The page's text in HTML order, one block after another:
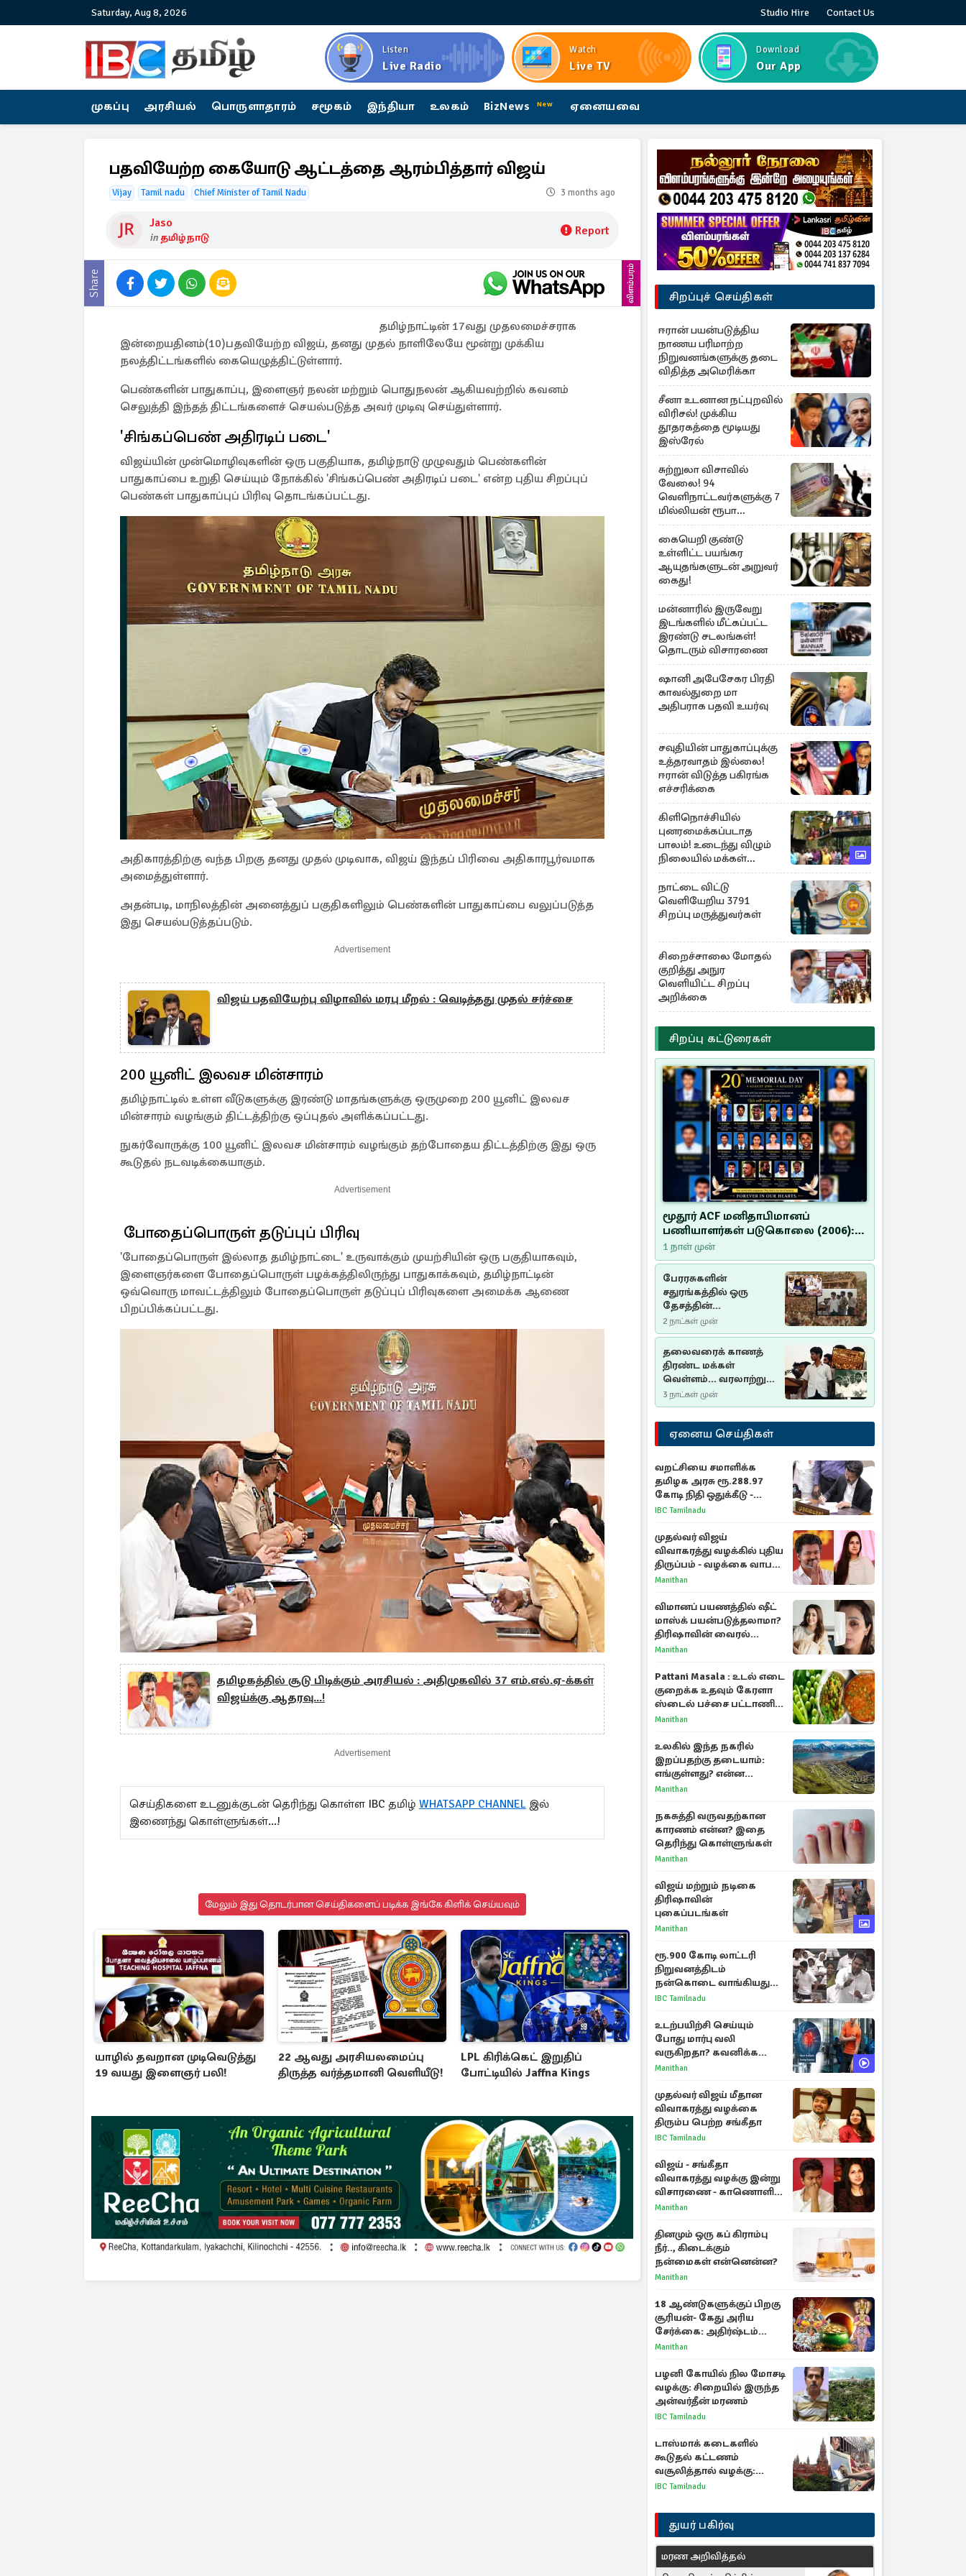
Saturday, Aug 8, 2026 Studio Hire Contact Us
Listen
Live Radio
Watch
Live TV
Download
Our App
முகப்பு அரசியல் பொருளாதாரம் சமூகம் இந்தியா உலகம் BizNews New ஏனையவை
பதவியேற்ற கையோடு ஆட்டத்தை ஆரம்பித்தார் விஜய்
Vijay Tamil nadu Chief Minister of Tamil Nadu 3 months ago
Jaso
in தமிழ்நாடு Report
Share விளம்பரம்
தமிழ்நாட்டின் 17வது முதலமைச்சராக
இன்றையதினம்(10)பதவியேற்ற விஜய், தனது முதல் நாளிலேயே மூன்று முக்கிய
நலத்திட்டங்களில் கையெழுத்திட்டுள்ளார்.
பெண்களின் பாதுகாப்பு, இளைஞர் நலன் மற்றும் பொதுநலன் ஆகியவற்றில் கவனம்
செலுத்தி இந்தத் திட்டங்களைச் செயல்படுத்த அவர் முடிவு செய்துள்ளார்.
'சிங்கப்பெண் அதிரடிப் படை'
விஜய்யின் முன்மொழிவுகளின் ஒரு பகுதியாக, தமிழ்நாடு முழுவதும் பெண்களின்
பாதுகாப்பை உறுதி செய்யும் நோக்கில் 'சிங்கப்பெண் அதிரடிப் படை' என்ற புதிய சிறப்புப்
பெண்கள் பாதுகாப்புப் பிரிவு தொடங்கப்பட்டது.
அதிகாரத்திற்கு வந்த பிறகு தனது முதல் முடிவாக, விஜய் இந்தப் பிரிவை அதிகாரபூர்வமாக
அமைத்துள்ளார்.
அதன்படி, மாநிலத்தின் அனைத்துப் பகுதிகளிலும் பெண்களின் பாதுகாப்பை வலுப்படுத்த
இது செயல்படுத்தப்படும்.
Advertisement
விஜய் பதவியேற்பு விழாவில் மரபு மீறல் : வெடித்தது முதல் சர்ச்சை
200 யூனிட் இலவச மின்சாரம்
தமிழ்நாட்டில் உள்ள வீடுகளுக்கு இரண்டு மாதங்களுக்கு ஒருமுறை 200 யூனிட் இலவச
மின்சாரம் வழங்கும் திட்டத்திற்கு ஒப்புதல் அளிக்கப்பட்டது.
நுகர்வோருக்கு 100 யூனிட் இலவச மின்சாரம் வழங்கும் தற்போதைய திட்டத்திற்கு இது ஒரு
கூடுதல் நடவடிக்கையாகும்.
Advertisement
போதைப்பொருள் தடுப்புப் பிரிவு
'போதைப்பொருள் இல்லாத தமிழ்நாட்டை' உருவாக்கும் முயற்சியின் ஒரு பகுதியாகவும்,
இளைஞர்களை போதைப்பொருள் பழக்கத்திலிருந்து பாதுகாக்கவும், தமிழ்நாட்டின்
ஒவ்வொரு மாவட்டத்திலும் போதைப்பொருள் தடுப்புப் பிரிவுகளை அமைக்க ஆணை
பிறப்பிக்கப்பட்டது.
தமிழகத்தில் சூடு பிடிக்கும் அரசியல் : அதிமுகவில் 37 எம்.எல்.ஏ-க்கள்
விஜய்க்கு ஆதரவு...!
Advertisement
செய்திகளை உடனுக்குடன் தெரிந்து கொள்ள IBC தமிழ் WHATSAPP CHANNEL இல்
இணைந்து கொள்ளுங்கள்...!
மேலும் இது தொடர்பான செய்திகளைப் படிக்க இங்கே கிளிக் செய்யவும்
யாழில் தவறான முடிவெடுத்து
19 வயது இளைஞர் பலி!
22 ஆவது அரசியலமைப்பு
திருத்த வர்த்தமானி வெளியீடு!
LPL கிரிக்கெட் இறுதிப்
போட்டியில் Jaffna Kings
சிறப்புச் செய்திகள்
ஈரான் பயன்படுத்திய
நாணய பரிமாற்ற
நிறுவனங்களுக்கு தடை
விதித்த அமெரிக்கா
சீனா உடனான நட்புறவில்
விரிசல்! முக்கிய
தூதரகத்தை மூடியது
இஸ்ரேல்
சுற்றுலா விசாவில்
வேலை! 94
வெளிநாட்டவர்களுக்கு 7
மில்லியன் ரூபா
அபராதம்
கையெறி குண்டு
உள்ளிட்ட பயங்கர
ஆயுதங்களுடன் அறுவர்
கைது!
மன்னாரில் இருவேறு
இடங்களில் மீட்கப்பட்ட
இரண்டு சடலங்கள்!
தொடரும் விசாரணை
ஷானி அபேசேகர பிரதி
காவல்துறை மா
அதிபராக பதவி உயர்வு
சவுதியின் பாதுகாப்புக்கு
உத்தரவாதம் இல்லை!
ஈரான் விடுத்த பகிரங்க
எச்சரிக்கை
கிளிநொச்சியில்
புனரமைக்கப்படாத
பாலம்! உடைந்து விழும்
நிலையில் மக்கள்
போராட்டம்
நாட்டை விட்டு
வெளியேறிய 3791
சிறப்பு மருத்துவர்கள்
சிறைச்சாலை மோதல்
குறித்து அநுர
வெளியிட்ட சிறப்பு
அறிக்கை
சிறப்பு கட்டுரைகள்
மூதூர் ACF மனிதாபிமானப்
பணியாளர்கள் படுகொலை (2006):
20 ஆண்டுகளாகியும் நீதி
மறுக்கப்பட்ட மனிதாபிமானப்
பேரவலம்
1 நாள் முன்
பேரரசுகளின்
சதுரங்கத்தில் ஒரு
தேசத்தின்
தீர்க்கதரிசனம் :
சுதுமலை பிரகடனம்
ஒரு வரலாற்றுப் பாடம்
2 நாட்கள் முன்
தலைவரைக் காணத்
திரண்ட மக்கள்
வெள்ளம்... வரலாற்றுச்
சிறப்புமிக்க சுதுமலைப்
பிரகடனம்…
3 நாட்கள் முன்
ஏனைய செய்திகள்
வறட்சியை சமாளிக்க
தமிழக அரசு ரூ.288.97
கோடி நிதி ஒதுக்கீடு -
வெளியான அரசாணை
IBC Tamilnadu
முதல்வர் விஜய்
விவாகரத்து வழக்கில் புதிய
திருப்பம் - வழக்கை வாபஸ்
பெற்ற சங்கீதா!
Manithan
விமானப் பயணத்தில் ஷீட்
மாஸ்க் பயன்படுத்தலாமா?
திரிஷாவின் வைரல்
செல்ஃபிக்கு மருத்துவர்
Manithan
Pattani Masala : உடல் எடை
குறைக்க உதவும் கேரளா
ஸ்டைல் பச்சை பட்டாணி
கிரேவி
Manithan
உலகில் இந்த நகரில்
இறப்பதற்கு தடையாம்:
எங்குள்ளது? என்ன
காரணம் தெரியுமா?
Manithan
நகசுத்தி வருவதற்கான
காரணம் என்ன? இதை
தெரிந்து கொள்ளுங்கள்
Manithan
விஜய் மற்றும் நடிகை
திரிஷாவின்
புகைப்படங்கள்
Manithan
ரூ.900 கோடி லாட்டரி
நிறுவனத்திடம்
நன்கொடை வாங்கியது
ஏன்? உதயநிதி - ஆதவ்
IBC Tamilnadu
உடற்பயிற்சி செய்யும்
போது மார்பு வலி
வருகிறதா? கவனிக்க
வேண்டிய எச்சரிக்கை
Manithan
முதல்வர் விஜய் மீதான
விவாகரத்து வழக்கை
திரும்ப பெற்ற சங்கீதா
IBC Tamilnadu
விஜய் - சங்கீதா
விவாகரத்து வழக்கு இன்று
விசாரணை - காணொளி
மூலம் ஆஜராக வாய்ப்பு
Manithan
தினமும் ஒரு கப் கிராம்பு
நீர்.., கிடைக்கும்
நன்மைகள் என்னென்ன?
Manithan
18 ஆண்டுகளுக்குப் பிறகு
சூரியன்- கேது அரிய
சேர்க்கை: அதிர்ஷ்டம்
பெறும் 3 ராசிகள்!
Manithan
பழனி கோயில் நில மோசடி
வழக்கு: சிறையில் இருந்த
அன்வர்தீன் மரணம்
IBC Tamilnadu
டாஸ்மாக் கடைகளில்
கூடுதல் கட்டணம்
வசூலித்தால் வழக்கு:
சென்னை உயர்நீதிமன்றம்
IBC Tamilnadu
துயர் பகிர்வு
மரண அறிவித்தல்